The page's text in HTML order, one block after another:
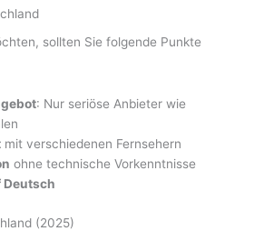
sollten Sie folgende Punkte
: Nur seriöse Anbieter wie
mit verschiedenen Fernsehern
ohne technische Vorkenntnisse
Deutsch
(2025)